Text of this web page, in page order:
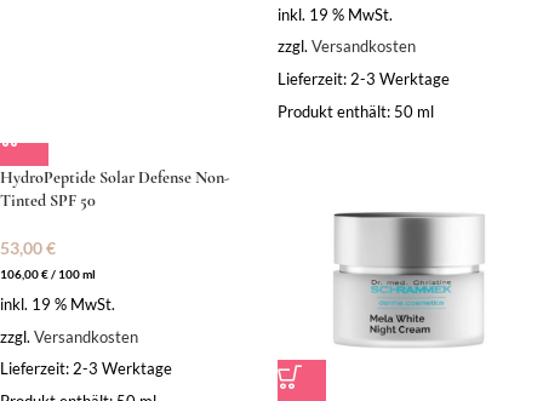
inkl. 19 % MwSt.
zzgl. Versandkosten
Lieferzeit: 2-3 Werktage
Produkt enthält: 50 ml
HydroPeptide Solar Defense Non-
Tinted SPF 50
53,00€
106,00€/ 100ml
inkl. 19 % MwSt.
zzgl. Versandkosten
Lieferzeit: 2-3 Werktage